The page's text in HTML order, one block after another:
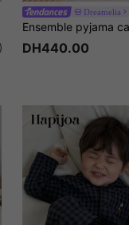
Dreamelia
DH440.00